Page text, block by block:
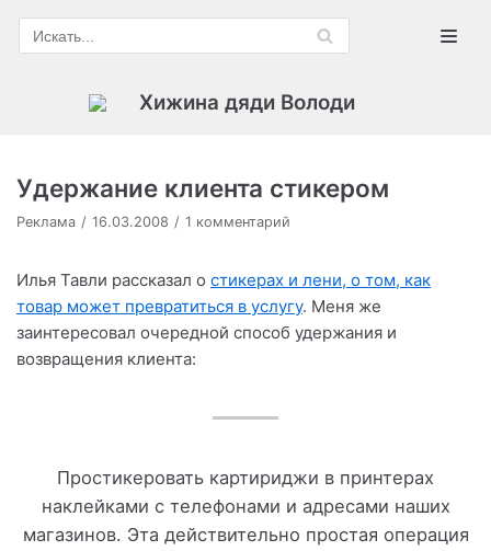
Перейти
к
Хижина дяди Володи
Удержание клиента стикером
Реклама 16.03.2008 1 комментарий
Илья Тавли рассказал о стикерах и лени, о том, как
товар может превратиться в услугу. Меня же
заинтересовал очередной способ удержания и
возвращения клиента:
Простикеровать картириджи в принтерах
наклейками с телефонами и адресами наших
магазинов. Эта действительно простая операция